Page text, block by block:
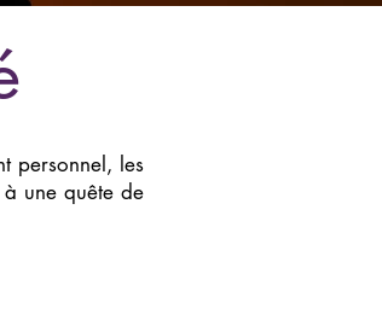
personnel, les
une quête de